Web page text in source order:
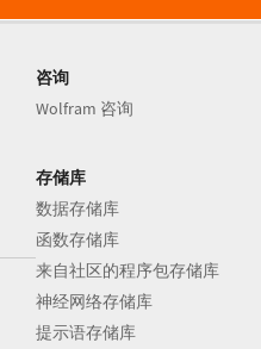
咨询
Wolfram 咨询
存储库
数据存储库
函数存储库
来自社区的程序包存储库
神经网络存储库
提示语存储库